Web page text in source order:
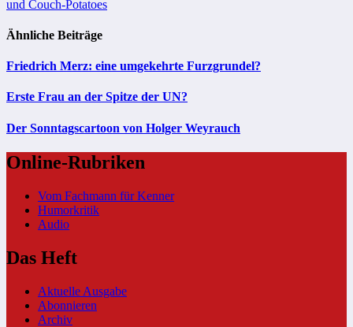
und Couch-Potatoes
Ähnliche Beiträge
Friedrich Merz: eine umgekehrte Furzgrundel?
Erste Frau an der Spitze der UN?
Der Sonntagscartoon von Holger Weyrauch
Online-Rubriken
Vom Fachmann für Kenner
Humorkritik
Audio
Das Heft
Aktuelle Ausgabe
Abonnieren
Archiv